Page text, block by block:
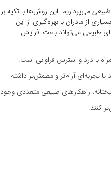
می‌پردازیم. این روش‌ها با تکیه بر
از مادران با بهره‌گیری از این
طبیعی می‌تواند باعث افزایش
با درد و استرس فراوانی است.
تجربه‌ای آرام‌تر و مطمئن‌تر داشته
راهکارهای طبیعی متعددی وجود
کنند.